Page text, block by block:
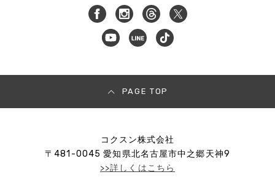
PAGE TOP
コクスン株式会社
〒481-0045 愛知県北名古屋市中之郷天神9
>>詳しくはこちら